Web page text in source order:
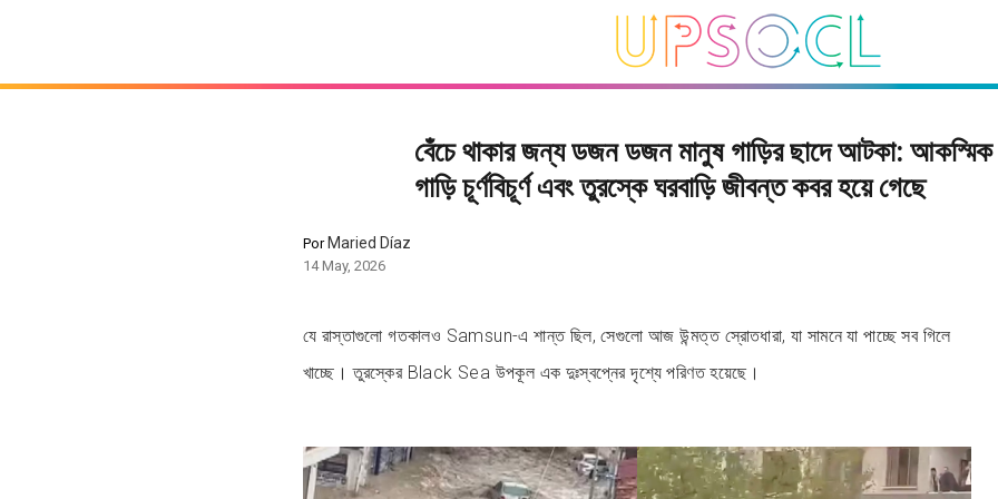
বেঁচে থাকার জন্য ডজন ডজন মানুষ গাড়ির ছাদে আটকা: আকস্মিক
গাড়ি চূর্ণবিচূর্ণ এবং তুরস্কে ঘরবাড়ি জীবন্ত কবর হয়ে গেছে
PorMaried Díaz
14 May, 2026
যে রাস্তাগুলো গতকালও Samsun-এ শান্ত ছিল, সেগুলো আজ উন্মত্ত স্রোতধারা, যা সামনে যা পাচ্ছে সব গিলে
খাচ্ছে। তুরস্কের Black Sea উপকূল এক দুঃস্বপ্নের দৃশ্যে পরিণত হয়েছে।